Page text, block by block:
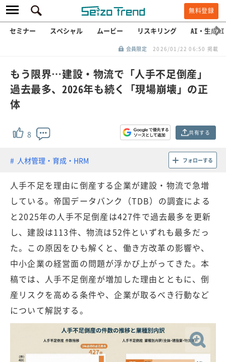
無料登録
セミナー スペシャル ムービー リスキリング AI・生成AI
会員限定 2026/01/22 06:50 掲載
もう限界…建設・物流で「人手不足倒産」
過去最多、2026年も続く「現場崩壊」の正
体
8 共有する
人材管理・育成・HRM フォローする
人手不足を理由に倒産する企業が建設・物流で急増
している。帝国データバンク（TDB）の調査による
と2025年の人手不足倒産は427件で過去最多を更新
し、建設は113件、物流は52件といずれも最多だっ
た。この原因をひも解くと、働き方改革の影響や、
中小企業の経営面の問題が浮かび上がってきた。本
稿では、人手不足倒産が増加した理由とともに、倒
産リスクを高める条件や、企業が取るべき行動など
について解説する。